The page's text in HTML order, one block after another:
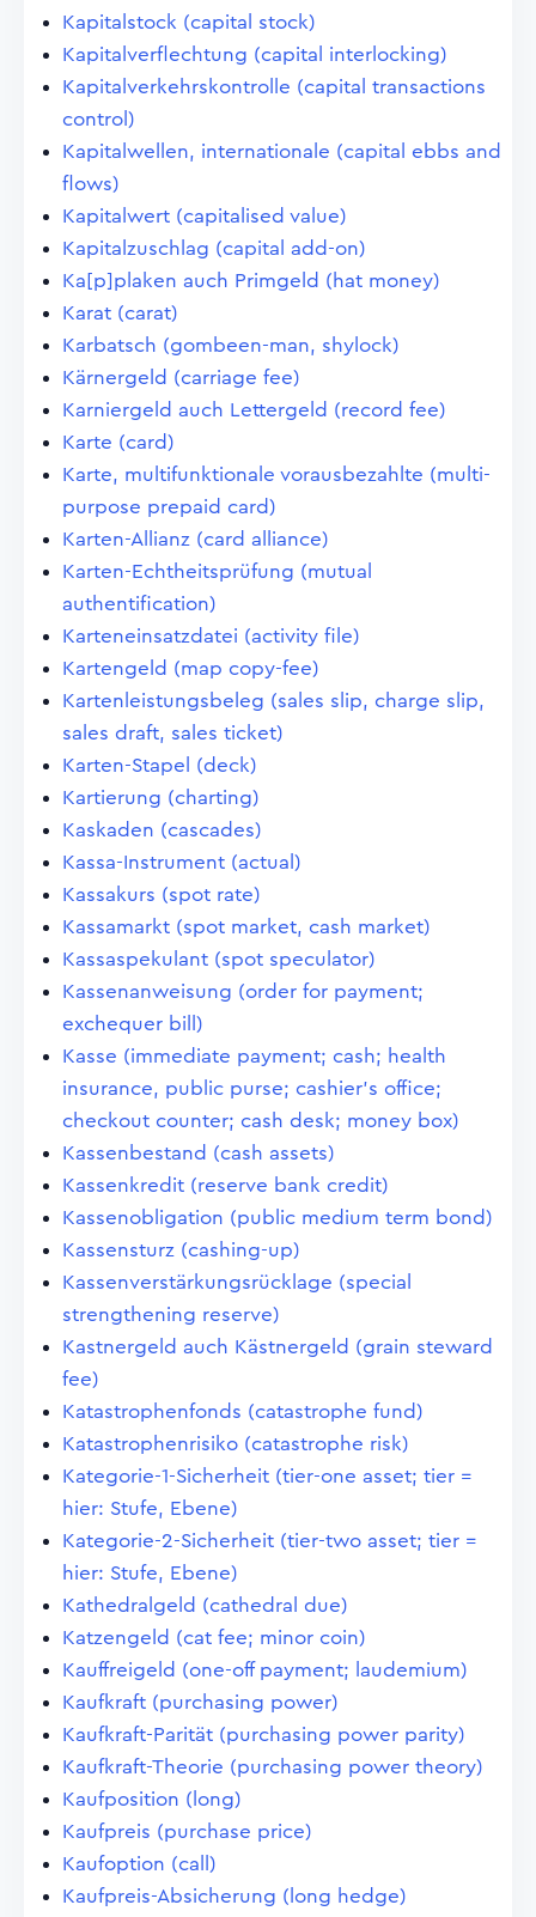
Kapitalstock (capital stock)
Kapitalverflechtung (capital interlocking)
Kapitalverkehrskontrolle (capital transactions
control)
Kapitalwellen, internationale (capital ebbs and
flows)
Kapitalwert (capitalised value)
Kapitalzuschlag (capital add-on)
Ka[p]plaken auch Primgeld (hat money)
Karat (carat)
Karbatsch (gombeen-man, shylock)
Kärnergeld (carriage fee)
Karniergeld auch Lettergeld (record fee)
Karte (card)
Karte, multifunktionale vorausbezahlte (multi-
purpose prepaid card)
Karten-Allianz (card alliance)
Karten-Echtheitsprüfung (mutual
authentification)
Karteneinsatzdatei (activity file)
Kartengeld (map copy-fee)
Kartenleistungsbeleg (sales slip, charge slip,
sales draft, sales ticket)
Karten-Stapel (deck)
Kartierung (charting)
Kaskaden (cascades)
Kassa-Instrument (actual)
Kassakurs (spot rate)
Kassamarkt (spot market, cash market)
Kassaspekulant (spot speculator)
Kassenanweisung (order for payment;
exchequer bill)
Kasse (immediate payment; cash; health
insurance, public purse; cashier's office;
checkout counter; cash desk; money box)
Kassenbestand (cash assets)
Kassenkredit (reserve bank credit)
Kassenobligation (public medium term bond)
Kassensturz (cashing-up)
Kassenverstärkungsrücklage (special
strengthening reserve)
Kastnergeld auch Kästnergeld (grain steward
fee)
Katastrophenfonds (catastrophe fund)
Katastrophenrisiko (catastrophe risk)
Kategorie-1-Sicherheit (tier-one asset; tier =
hier: Stufe, Ebene)
Kategorie-2-Sicherheit (tier-two asset; tier =
hier: Stufe, Ebene)
Kathedralgeld (cathedral due)
Katzengeld (cat fee; minor coin)
Kauffreigeld (one-off payment; laudemium)
Kaufkraft (purchasing power)
Kaufkraft-Parität (purchasing power parity)
Kaufkraft-Theorie (purchasing power theory)
Kaufposition (long)
Kaufpreis (purchase price)
Kaufoption (call)
Kaufpreis-Absicherung (long hedge)